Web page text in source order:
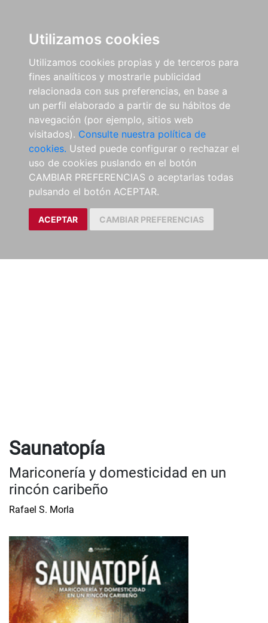
Utilizamos cookies
Utilizamos cookies propias y de terceros para
fines analíticos y mostrarle publicidad
relacionada con sus preferencias, en base a
un perfil elaborado a partir de su hábitos de
navegación (por ejemplo, sitios web
visitados). Consulte nuestra política de
cookies. Usted puede configurar o rechazar el
uso de cookies puslando en el botón
CAMBIAR PREFERENCIAS o aceptarlas todas
pulsando el botón ACEPTAR.
ACEPTAR CAMBIAR PREFERENCIAS
Saunatopía
Mariconería y domesticidad en un
rincón caribeño
Rafael S. Morla